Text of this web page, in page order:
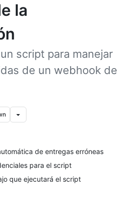
la
script para manejar
de un webhook de
de entregas erróneas
para el script
que ejecutará el script